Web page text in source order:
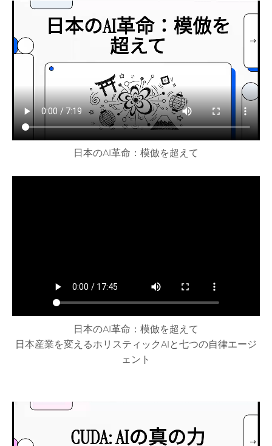
日本のAI革命：模倣を超えて
日本のAI革命：模倣を超えて
日本産業を変えるホリスティックAIと七つの自律エージ
ェント